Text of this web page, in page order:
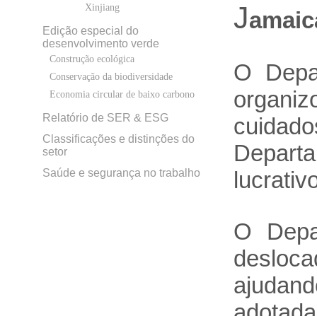
Xinjiang
Edição especial do
desenvolvimento verde
Construção ecológica
Conservação da biodiversidade
Economia circular de baixo carbono
Relatório de SER & ESG
Classificações e distinções do
setor
Saúde e segurança no trabalho
J
O
O